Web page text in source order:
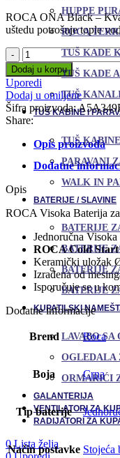
HUPPE
ROCA
TUŠ KADE
TUŠ KADE
TUŠ
TUŠ KABINE I
TUŠ KABINE
PARAVANI
WALK IN
BATERIJE / SLAVINE
BATERIJE
BATERIJE
BATERIJE
BATERIJE
KUPATILSKI
LAVABO SA
OGLEDALA
ORMARIĆI
GALANTERIJA
VENTILATORI ZA
RADIJATORI ZA
0Lista želja
ROCA ONA Black –
uštedu potrošnje tople
Visoka
Crna
Baterija
za
Lavabo
ROCA
ONA
Black
količina
Dodaj u korpu
Uporedi
Dodaj u omiljene
Šifra proizvoda:
Share:
Opis proizvoda
Dodatne
Opis
ROCA Visoka Baterija
Jednoručna
ROCA Cold Start
Keramički uložak
Izrađena od
Isporučuje se u
Dodatne informacije
Brend Roca
Boja Crna
Tip baterije
Način postavke Stojeća